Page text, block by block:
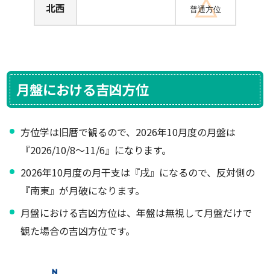
北西 普通方位
月盤における吉凶方位
方位学は旧暦で観るので、2026年10月度の月盤は
『2026/10/8～11/6』になります。
2026年10月度の月干支は『戌』になるので、反対側の
『南東』が月破になります。
月盤における吉凶方位は、年盤は無視して月盤だけで
観た場合の吉凶方位です。